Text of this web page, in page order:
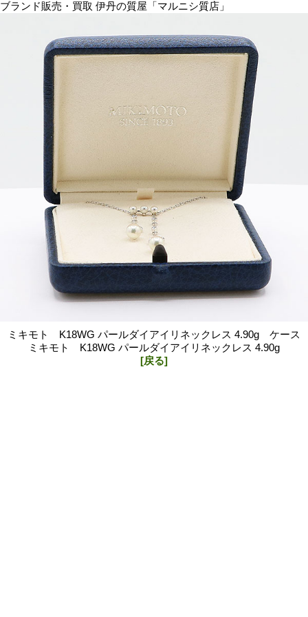
ブランド販売・買取 伊丹の質屋「マルニシ質店」
ミキモト K18WG パールダイアイリネックレス 4.90g ケース
ミキモト K18WG パールダイアイリネックレス 4.90g
[戻る]